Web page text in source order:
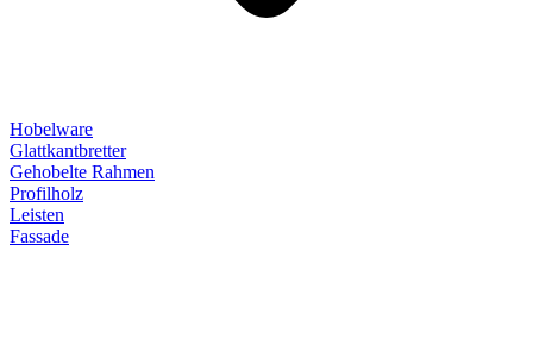
Hobelware
Glattkantbretter
Gehobelte Rahmen
Profilholz
Leisten
Fassade